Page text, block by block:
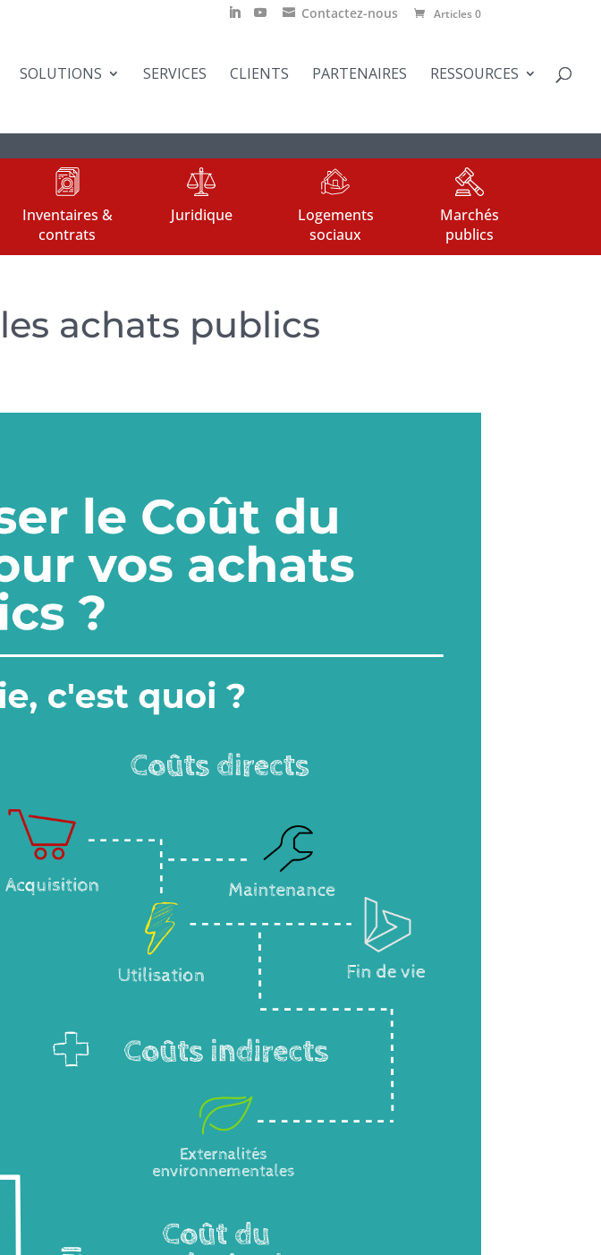
Contactez-nous Articles 0
SOLUTIONS SERVICES CLIENTS PARTENAIRES RESSOURCES
Inventaires &
contrats
Juridique
Logements
sociaux
Marchés
publics
achats publics